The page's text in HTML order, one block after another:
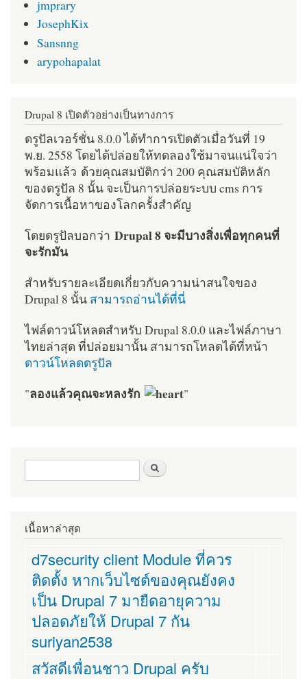
jmprary
JosephKix
Sansnng
arypohapalat
Drupal 8 เปิดตัวอย่างเป็นทางการ
ดรูปัลเวอร์ชั่น 8.0.0 ได้ทำการเปิดตัวเมื่อวันที่ 19
พ.ย. 2558 โดยได้ปล่อยให้ทดลองใช้มาจนแน่ใจว่า
พร้อมแล้ว ด้วยคุณสมบัติกว่า 200 คุณสมบัติหลัก
ของดรูปัล 8 นั้น จะเป็นการปล่อยระบบ cms การ
จัดการเนื้อหาของโลกครั้งสำคัญ
โดยดรูปัลบอกว่า Drupal 8 จะมีบางสิ่งเพื่อทุกคนที่
จะรักมัน
สำหรับรายละเอียดเกี่ยวกับความน่าสนใจของ
Drupal 8 นั้น สามารถอ่านได้ที่นี่
ไฟล์ดาวน์โหลดสำหรับ Drupal 8.0.0 และไฟล์ภาษา
ไทยล่าสุด ที่ปล่อยมานั้น สามารถโหลดได้ที่หน้า
ดาวน์โหลดดรูปัล
"ลองแล้วคุณจะหลงรัก "
ฟอร์มค้นหา
เนื้อหาล่าสุด
d7security client Module ที่ควร
ติดตั้ง หากเว็บไซต์ของคุณยังคง
เป็น Drupal 7 มายืดอายุความ
ปลอดภัยให้ Drupal 7 กัน
suriyan2538
สวัสดีเพื่อนชาว Drupal ครับ